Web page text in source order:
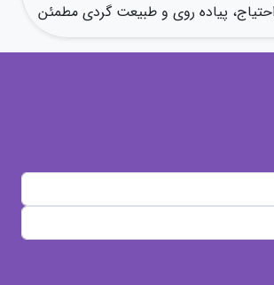
احتیاج، پیاده روی و طبیعت گردی مطمئن